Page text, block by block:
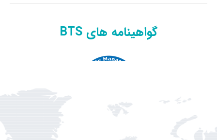
گواهینامه های BTS